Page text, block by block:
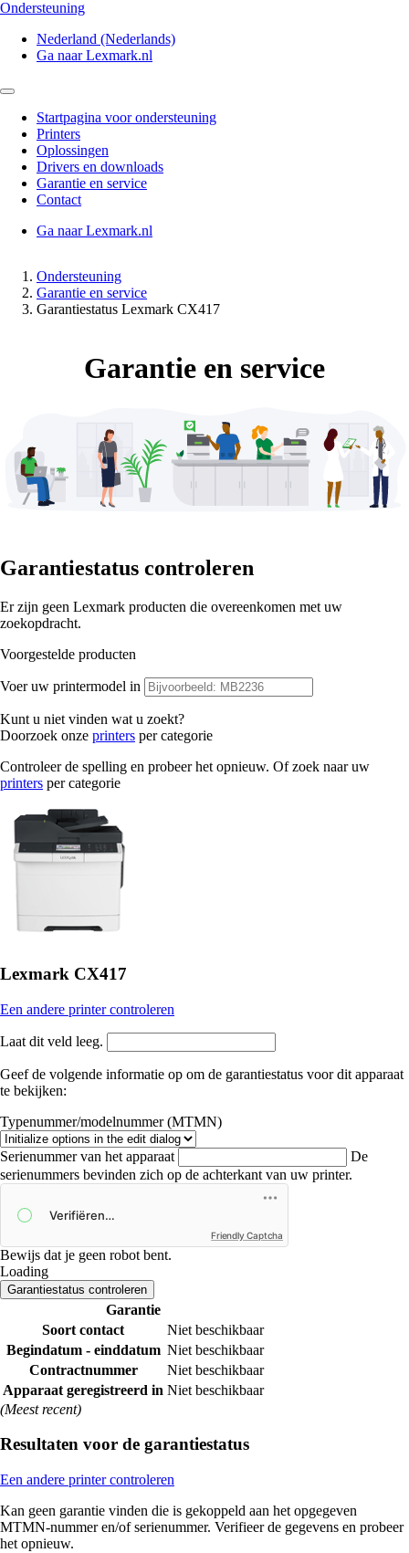
Ondersteuning
Nederland (Nederlands)
Ga naar Lexmark.nl
Startpagina voor ondersteuning
Printers
Oplossingen
Drivers en downloads
Garantie en service
Contact
Ga naar Lexmark.nl
Ondersteuning
Garantie en service
Garantiestatus Lexmark CX417
Garantie en service
Garantiestatus controleren
Er zijn geen Lexmark producten die overeenkomen met uw
zoekopdracht.
Voorgestelde producten
Voer uw printermodel in
Kunt u niet vinden wat u zoekt?
Doorzoek onze printers per categorie
Controleer de spelling en probeer het opnieuw. Of zoek naar uw
printers per categorie
Lexmark CX417
Een andere printer controleren
Laat dit veld leeg.
Geef de volgende informatie op om de garantiestatus voor dit apparaat
te bekijken:
Typenummer/modelnummer (MTMN)
Serienummer van het apparaat
De
serienummers bevinden zich op de achterkant van uw printer.
Friendly Captcha
Bewijs dat je geen robot bent.
Loading
Garantiestatus controleren
Garantie
Soort contact
Niet beschikbaar
Begindatum - einddatum Niet beschikbaar
Contractnummer
Niet beschikbaar
Apparaat geregistreerd in Niet beschikbaar
(Meest recent)
Resultaten voor de garantiestatus
Een andere printer controleren
Kan geen garantie vinden die is gekoppeld aan het opgegeven
MTMN-nummer en/of serienummer. Verifieer de gegevens en probeer
het opnieuw.